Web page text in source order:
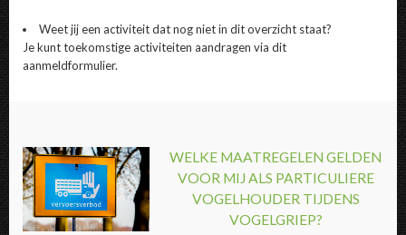
Weet jij een activiteit dat nog niet in dit overzicht staat?
Je kunt toekomstige activiteiten aandragen via dit
aanmeldformulier.
Welke maatregelen gelden voor mij als
WELKE MAATREGELEN GELDEN
VOOR MIJ ALS PARTICULIERE
VOGELHOUDER TIJDENS
VOGELGRIEP?